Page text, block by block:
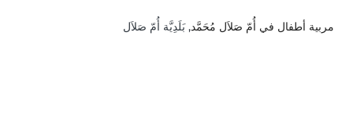
مربية أطفال في أُمّ صَلاَل مُحَمَّد, بَلَدِيَّة أُمّ صَلاَل